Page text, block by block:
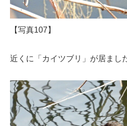
【写真107】
近くに「カイツブリ」が居まし